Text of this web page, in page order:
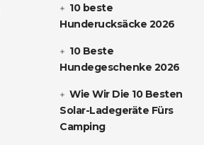
10 beste
Hunderucksäcke 2026
10 Beste
Hundegeschenke 2026
Wie Wir Die 10 Besten
Solar-Ladegeräte Fürs
Camping